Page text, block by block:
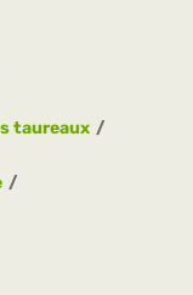
taureaux